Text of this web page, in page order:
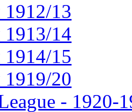
1912/13
1913/14
1914/15
1919/20
- 1920-